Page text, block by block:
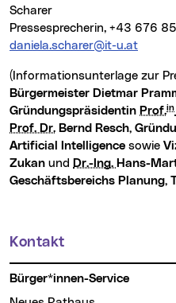
Scharer
Pressesprecherin, +43 676
daniela.scharer@it-u.at
(Informationsunterlage zur
Bürgermeister Dietmar
Gründungspräsidentin Prof.in
Prof. Dr. Bernd Resch,
Artificial Intelligence sowie
Zukan und Dr.-Ing. Hans-
Geschäftsbereichs Planung,
Weitere Informationen
Kontakt
Bürger*innen-Service